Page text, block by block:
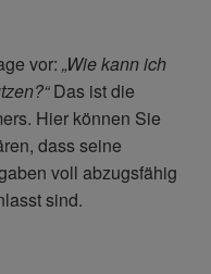
vor: „Wie kann ich
Das ist die
Hier können Sie
dass seine
voll abzugsfähig
sind.